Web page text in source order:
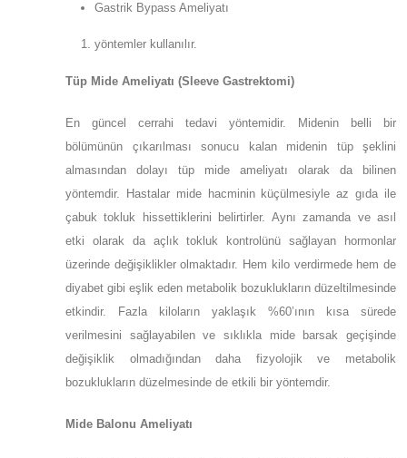
Gastrik Bypass Ameliyatı
yöntemler kullanılır.
Tüp Mide Ameliyatı (Sleeve Gastrektomi)
En güncel cerrahi tedavi yöntemidir. Midenin belli bir
bölümünün çıkarılması sonucu kalan midenin tüp şeklini
almasından dolayı tüp mide ameliyatı olarak da bilinen
yöntemdir. Hastalar mide hacminin küçülmesiyle az gıda ile
çabuk tokluk hissettiklerini belirtirler. Aynı zamanda ve asıl
etki olarak da açlık tokluk kontrolünü sağlayan hormonlar
üzerinde değişiklikler olmaktadır. Hem kilo verdirmede hem de
diyabet gibi eşlik eden metabolik bozuklukların düzeltilmesinde
etkindir. Fazla kiloların yaklaşık %60’ının kısa sürede
verilmesini sağlayabilen ve sıklıkla mide barsak geçişinde
değişiklik olmadığından daha fizyolojik ve metabolik
bozuklukların düzelmesinde de etkili bir yöntemdir.
Mide Balonu Ameliyatı